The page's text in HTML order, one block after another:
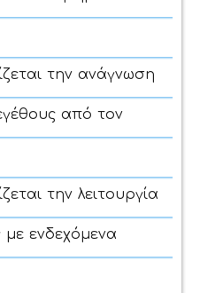
την ανάγνωση
από τον
την λειτουργία
ενδεχόμενα